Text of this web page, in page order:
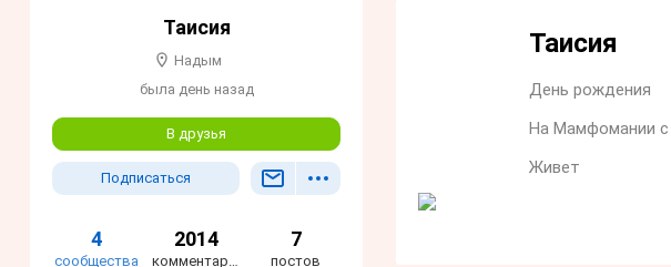
Таисия
Надым
была день назад
В друзья
Подписаться
4
сообщества
2014
комментариев
7
постов
Таисия
День рождения
На Мамфомании с
Живет